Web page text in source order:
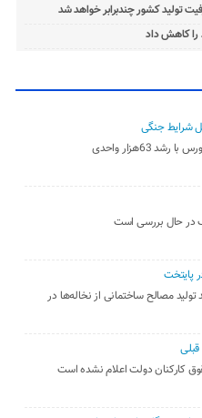
کشور چندبرابر خواهد شد
کاهش داد
شرایط جنگی
63هزار واحدی
در حال بررسی است
پایتخت
مصالح ساختمانی از نخاله‌ها در
کارکنان دولت اعلام نشده است